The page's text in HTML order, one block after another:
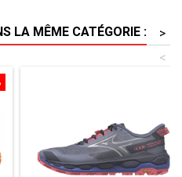
LA MÊME CATÉGORIE :
>
<